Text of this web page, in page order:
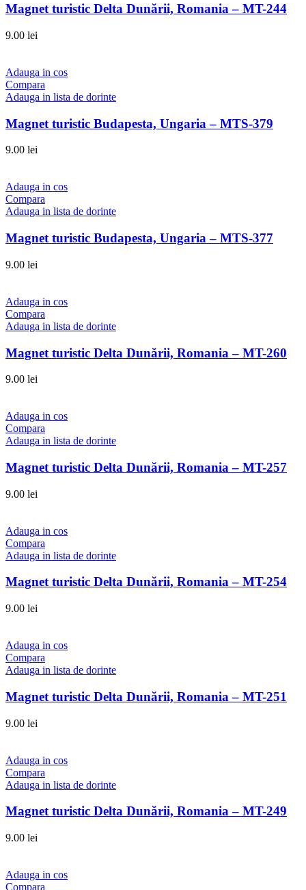
Magnet turistic Delta Dunării, Romania – MT-244
9.00 lei
Adauga in cos
Compara
Adauga in lista de dorinte
Magnet turistic Budapesta, Ungaria – MTS-379
9.00 lei
Adauga in cos
Compara
Adauga in lista de dorinte
Magnet turistic Budapesta, Ungaria – MTS-377
9.00 lei
Adauga in cos
Compara
Adauga in lista de dorinte
Magnet turistic Delta Dunării, Romania – MT-260
9.00 lei
Adauga in cos
Compara
Adauga in lista de dorinte
Magnet turistic Delta Dunării, Romania – MT-257
9.00 lei
Adauga in cos
Compara
Adauga in lista de dorinte
Magnet turistic Delta Dunării, Romania – MT-254
9.00 lei
Adauga in cos
Compara
Adauga in lista de dorinte
Magnet turistic Delta Dunării, Romania – MT-251
9.00 lei
Adauga in cos
Compara
Adauga in lista de dorinte
Magnet turistic Delta Dunării, Romania – MT-249
9.00 lei
Adauga in cos
Compara